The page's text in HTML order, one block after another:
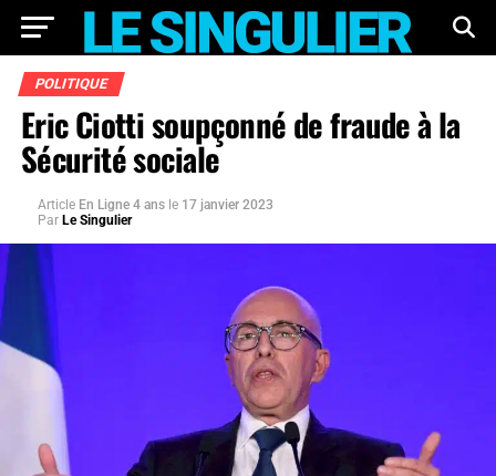
POLITIQUE
Eric Ciotti soupçonné de fraude à la
Sécurité sociale
Article En Ligne 4 ans le 17 janvier 2023
Par Le Singulier